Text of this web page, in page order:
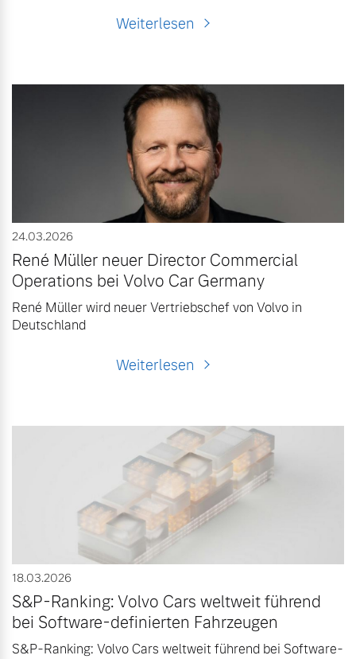
Weiterlesen
24.03.2026
René Müller neuer Director Commercial
Operations bei Volvo Car Germany
René Müller wird neuer Vertriebschef von Volvo in
Deutschland
Weiterlesen
18.03.2026
S&P-Ranking: Volvo Cars weltweit führend
bei Software-definierten Fahrzeugen
S&P-Ranking: Volvo Cars weltweit führend bei Software-